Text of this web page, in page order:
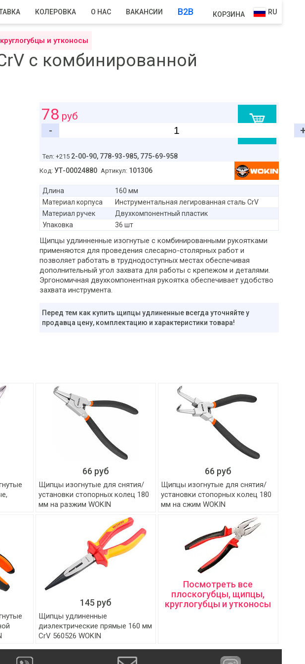
КОЛЕРОВКА О НАС ВАКАНСИИ B2B КОРЗИНА RU
и утконосы
с комбинированной
78 руб
-
Тел: +215 2-00-90, 778-93-985, 775-69-958
Код: УТ-00024880 Артикул: 101306
Длина
160 мм
Материал корпуса
Инструментальная легированная сталь CrV
Материал ручек
Двухкомпонентный пластик
Упаковка
36 шт
Щипцы удлинненные изогнутые с комбинированными рукоятками
применяются для проведения слесарно-столярных работ и
позволяет работать в труднодоступных местах обеспечивая
дополнительный угол захвата для работы с крепежом и деталями.
Эргономичная двухкомпонентная рукоятка обеспечивает удобство
захвата инструмента.
Перед тем как купить щипцы удлиненные всегда уточняйте у
продавца цену, комплектацию и характеристики товара!
66 руб
Щипцы изогнутые для снятия/
установки стопорных колец 180
мм на разжим WOKIN
66 руб
Щипцы изогнутые для снятия/
установки стопорных колец 180
мм на сжим WOKIN
145 руб
Щипцы удлиненные
диэлектрические прямые 160 мм
CrV 560526 WOKIN
Посмотреть все
плоскогубцы, щипцы,
круглогубцы и утконосы